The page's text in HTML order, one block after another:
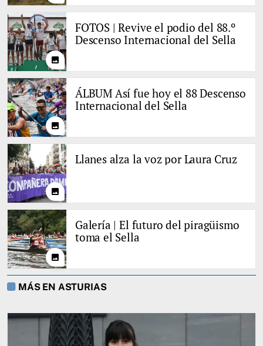
photo
FOTOS | Revive el podio del 88.º
Descenso Internacional del Sella
photo
ÁLBUM Así fue hoy el 88 Descenso
Internacional del Sella
photo
Llanes alza la voz por Laura Cruz
photo
Galería | El futuro del piragüismo
toma el Sella
MÁS EN ASTURIAS